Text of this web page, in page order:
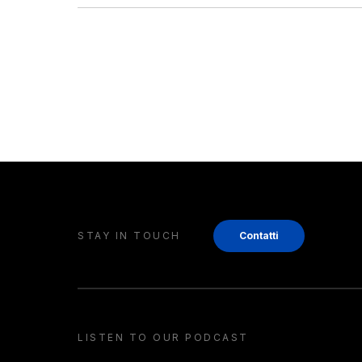
STAY IN TOUCH Contatti
LISTEN TO OUR PODCAST